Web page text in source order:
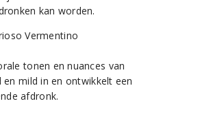
kan worden.
tonen en nuances van
mild in en ontwikkelt een
afdronk.